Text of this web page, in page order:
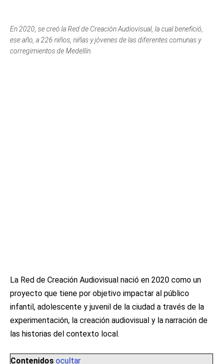
En 2020, se creó la Red de Creación Audiovisual, la cual benefició,
ese año, a 226 niños, niñas y jóvenes de las diferentes comunas y
corregimientos de Medellín.
La Red de Creación Audiovisual nació en 2020 como un
proyecto que tiene por objetivo impactar al público
infantil, adolescente y juvenil de la ciudad a través de la
experimentación, la creación audiovisual y la narración de
las historias del contexto local.
Contenidos ocultar